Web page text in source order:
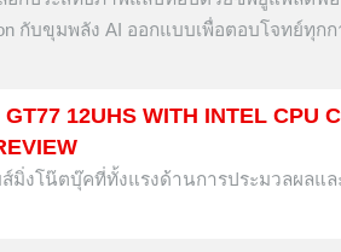
กับขุมพลัง AI ออกแบบเพื่อตอบโจทย์ทุก
GT77 12UHS WITH INTEL CPU
ส์มิ่งโน๊ตบุ๊คที่ทั้งแรงด้านการประมวลผลแล